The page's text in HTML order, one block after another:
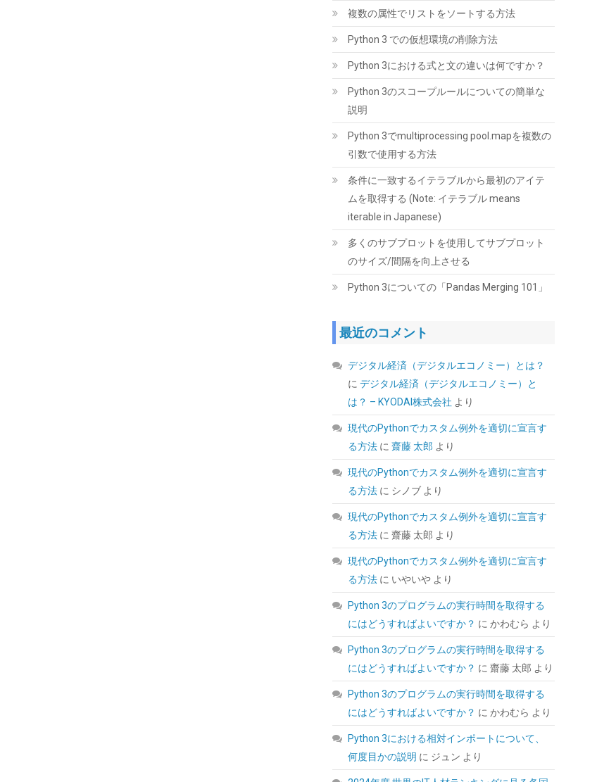
Hanye SSD 1TB PCIe Gen4x4 M.2 NVMe 2280
ヒートシンク搭載 新型PS5 / PS5動作確認済み
R:7400MB/s W:6500MB/s 高耐久3D NAND
TLC HE70 正規代理店品メーカー5年保証
(5462759) GBP 136.98
04:03 GMT +09:00 時点 -詳細はこちら)
UGREEN 2.5 インチ HDD/SSD ケース 5Gbps
6TB容量 USB3.0 SATA3.0 高速ハードディスク
ケース | USB A-Micro B/9.5mm以下まで対応/
自動スリープ/UASP 対応/TRIM&S.M.A.R.T.機
能を搭載/インジケーターで状態が一目/工具不
要/コンパクト/MacOS/Windows//Linux
PS4Pro/PS3対応
(54231355) GBP 4.62 (2026-08-06
04:03 GMT +09:00 時点 -詳細はこちら
【整備済み品】 Earth Dreams内蔵 HDD 2TB
3.5インチ デスクトップPC 増設・データバック
アップ用 ハードディスク 保証1年
詳細はこちら
複数の属性でリストをソートする方法
Python 3 での仮想環境の削除方法
Python 3における式と文の違いは何ですか？
Python 3のスコープルールについての簡単な
説明
Python 3でmultiprocessing pool.mapを複数の
引数で使用する方法
条件に一致するイテラブルから最初のアイテ
ムを取得する (Note: イテラブル means
iterable in Japanese)
多くのサブプロットを使用してサブプロット
のサイズ/間隔を向上させる
Python 3についての「Pandas Merging 101」
最近のコメント
デジタル経済（デジタルエコノミー）とは？
にデジタル経済（デジタルエコノミー）と
は？ – KYODAI株式会社 より
現代のPythonでカスタム例外を適切に宣言す
る方法 に齋藤 太郎 より
現代のPythonでカスタム例外を適切に宣言す
る方法 に シノブ より
現代のPythonでカスタム例外を適切に宣言す
る方法 に齋藤 太郎 より
現代のPythonでカスタム例外を適切に宣言す
る方法 に いやいや より
Python 3のプログラムの実行時間を取得する
にはどうすればよいですか？ にかわむら より
Python 3のプログラムの実行時間を取得する
にはどうすればよいですか？ に齋藤 太郎 より
Python 3のプログラムの実行時間を取得する
にはどうすればよいですか？ にかわむら より
Python 3における相対インポートについて、
何度目かの説明 に ジュン より